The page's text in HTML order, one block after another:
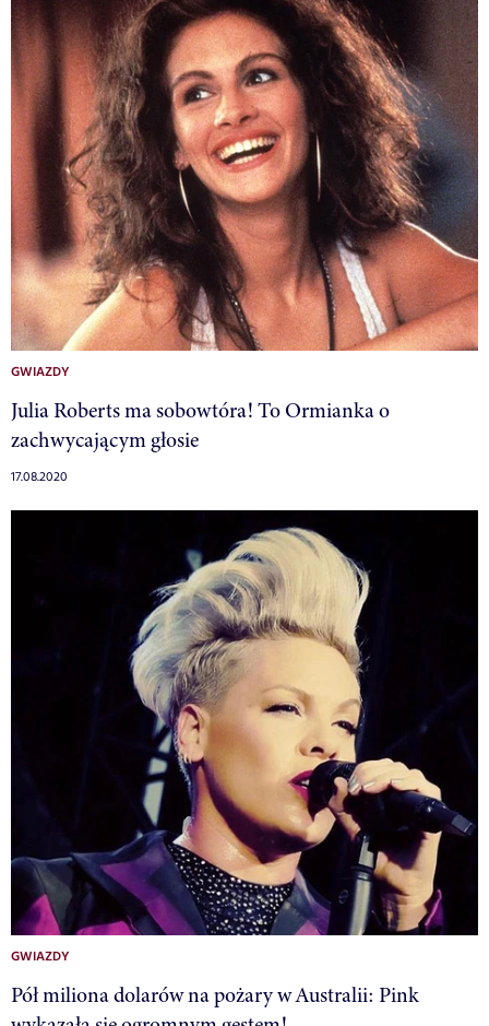
GWIAZDY
Julia Roberts ma sobowtóra! To Ormianka o
zachwycającym głosie
17.08.2020
GWIAZDY
Pół miliona dolarów na pożary w Australii: Pink